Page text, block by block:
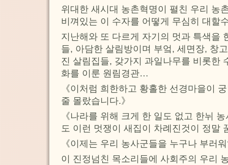
위대한 새시대 농촌혁명이 펼친 우리 농
비껴있는 이 수자를 어떻게 무심히 대할
지난해와 또 다르게 자기의 멋과 특색을
들, 아담한 살림방이며 부엌, 세면장, 창
진 살림집들, 갖가지 과일나무를 비롯한
화를 이룬 원림경관…
《이처럼 희한하고 황홀한 선경마을이
줄 몰랐습니다.》
《나라를 위해 크게 한 일도 없고 한뉘
도 이런 멋쟁이 새집이 차례진것이 정말
《이제는 우리 농사군들을 누구나 부러
이 진정넘친 목소리들에 사회주의 우리